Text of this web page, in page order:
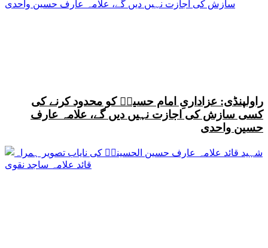
راولپنڈی: عزاداریِ امام حسینؑ کو محدود کرنے کی
کسی سازش کی اجازت نہیں دیں گے، علامہ عارف
حسین واحدی